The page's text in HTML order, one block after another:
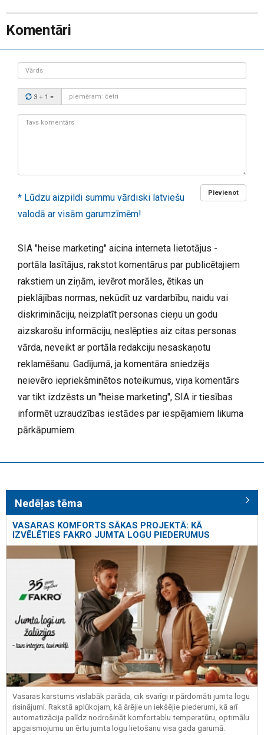
Komentāri
Vārds
Drošības
kods:
3 + 1 =
Tavs
Pievienot
* Lūdzu aizpildi summu vārdiski latviešu
valodā ar visām garumzīmēm!
SIA "heise marketing" aicina interneta lietotājus -
portāla lasītājus, rakstot komentārus par publicētajiem
rakstiem un ziņām, ievērot morāles, ētikas un
pieklājības normas, nekūdīt uz vardarbību, naidu vai
diskrimināciju, neizplatīt personas cieņu un godu
aizskarošu informāciju, neslēpties aiz citas personas
vārda, neveikt ar portāla redakciju nesaskaņotu
reklamēšanu. Gadījumā, ja komentāra sniedzējs
neievēro iepriekšminētos noteikumus, viņa komentārs
var tikt izdzēsts un "heise marketing", SIA ir tiesības
informēt uzraudzības iestādes par iespējamiem likuma
pārkāpumiem.
Nedēļas tēma
VASARAS KOMFORTS SĀKAS PROJEKTĀ: KĀ
IZVĒLĒTIES FAKRO JUMTA LOGU PIEDERUMUS
Vasaras karstums vislabāk parāda, cik svarīgi ir pārdomāti jumta logu
risinājumi. Rakstā aplūkojam, kā ārējie un iekšējie piederumi, kā arī
automatizācija palīdz nodrošināt komfortablu temperatūru, optimālu
apgaismojumu un ērtu jumta logu lietošanu visa gada garumā.